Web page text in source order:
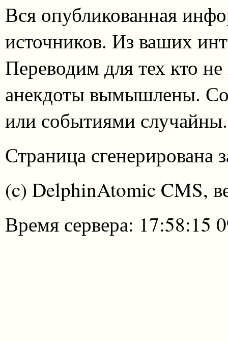
Вся опубликованная
источников. Из ваших
Переводим для тех кто
анекдоты вымышлены.
или событиями случайны.
Страница сгенерирована
(c) DelphinAtomic CMS,
Время сервера: 17:58:15